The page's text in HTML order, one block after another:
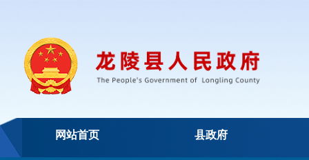
网站首页 县政府